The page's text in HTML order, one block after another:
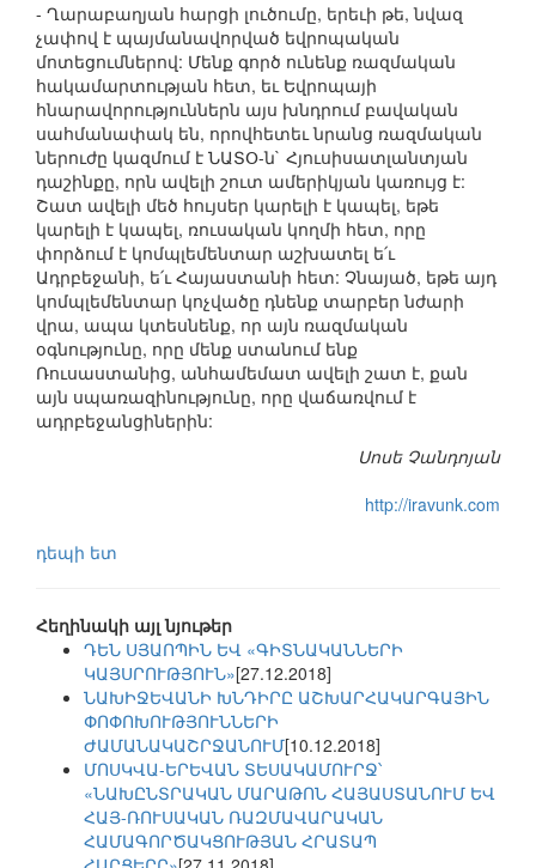
- Ղարաբաղյան հարցի լուծումը, երեւի թե, նվազ
չափով է պայմանավորված եվրոպական
մոտեցումներով: Մենք գործ ունենք ռազմական
հակամարտության հետ, եւ Եվրոպայի
հնարավորություններն այս խնդրում բավական
սահմանափակ են, որովհետեւ նրանց ռազմական
ներուժը կազմում է ՆԱՏՕ-ն` Հյուսիսատլանտյան
դաշինքը, որն ավելի շուտ ամերիկյան կառույց է:
Շատ ավելի մեծ հույսեր կարելի է կապել, եթե
կարելի է կապել, ռուսական կողմի հետ, որը
փորձում է կոմպլեմենտար աշխատել ե՛ւ
Ադրբեջանի, ե՛ւ Հայաստանի հետ: Չնայած, եթե այդ
կոմպլեմենտար կոչվածը դնենք տարբեր նժարի
վրա, ապա կտեսնենք, որ այն ռազմական
օգնությունը, որը մենք ստանում ենք
Ռուսաստանից, անհամեմատ ավելի շատ է, քան
այն սպառազինությունը, որը վաճառվում է
ադրբեջանցիներին:
Սոսե Չանդոյան
http://iravunk.com
դեպի ետ
Հեղինակի այլ նյութեր
ԴԵՆ ՍՅԱՈՊԻՆ ԵՎ «ԳԻՏՆԱԿԱՆՆԵՐԻ
ԿԱՅՍՐՈՒԹՅՈՒՆ»[27.12.2018]
ՆԱԽԻՋԵՎԱՆԻ ԽՆԴԻՐԸ ԱՇԽԱՐՀԱԿԱՐԳԱՅԻՆ
ՓՈՓՈԽՈՒԹՅՈՒՆՆԵՐԻ
ԺԱՄԱՆԱԿԱՇՐՋԱՆՈՒՄ[10.12.2018]
ՄՈՍԿՎԱ-ԵՐԵՎԱՆ ՏԵՍԱԿԱՄՈՒՐՋ՝
«ՆԱԽԸՆՏՐԱԿԱՆ ՄԱՐԱԹՈՆ ՀԱՅԱՍՏԱՆՈՒՄ ԵՎ
ՀԱՅ-ՌՈՒՍԱԿԱՆ ՌԱԶՄԱՎԱՐԱԿԱՆ
ՀԱՄԱԳՈՐԾԱԿՑՈՒԹՅԱՆ ՀՐԱՏԱՊ